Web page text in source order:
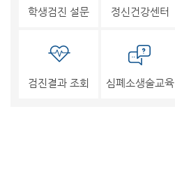
학생검진 설문 정신건강센터
검진결과 조회 심폐소생술교육